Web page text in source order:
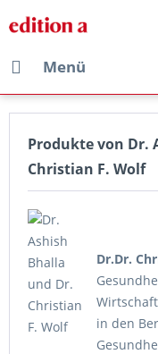
Menü
Produkte von Dr.
Christian F. Wolf
Dr.Dr.
in den